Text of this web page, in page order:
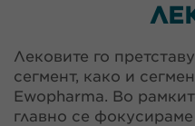
Лековите го
сегмент, како и
Ewopharma. Во
главно се